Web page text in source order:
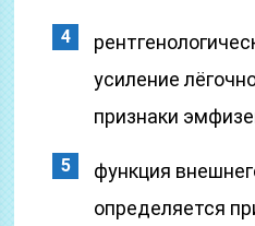
усиление
признаки
функция
определяется